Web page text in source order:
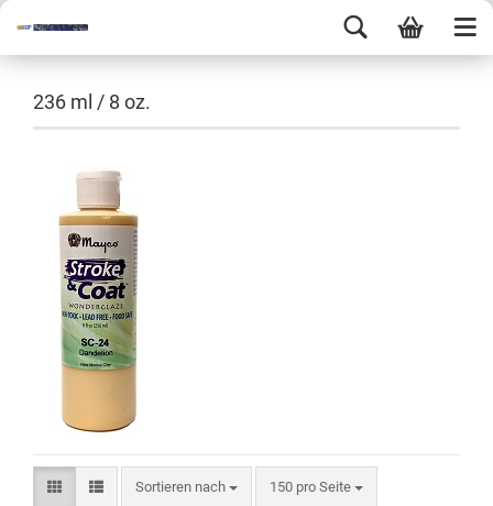
236 ml / 8 oz.
Sortieren nach 150 pro Seite